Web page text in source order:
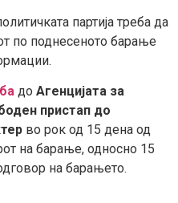
партија треба да
по поднесеното барање
до Агенцијата за
пристап до
во рок од 15 дена од
на барање, односно 15
на барањето.